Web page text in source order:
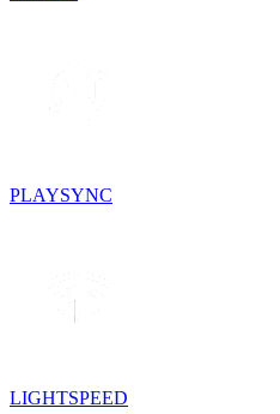
PLAYSYNC
LIGHTSPEED